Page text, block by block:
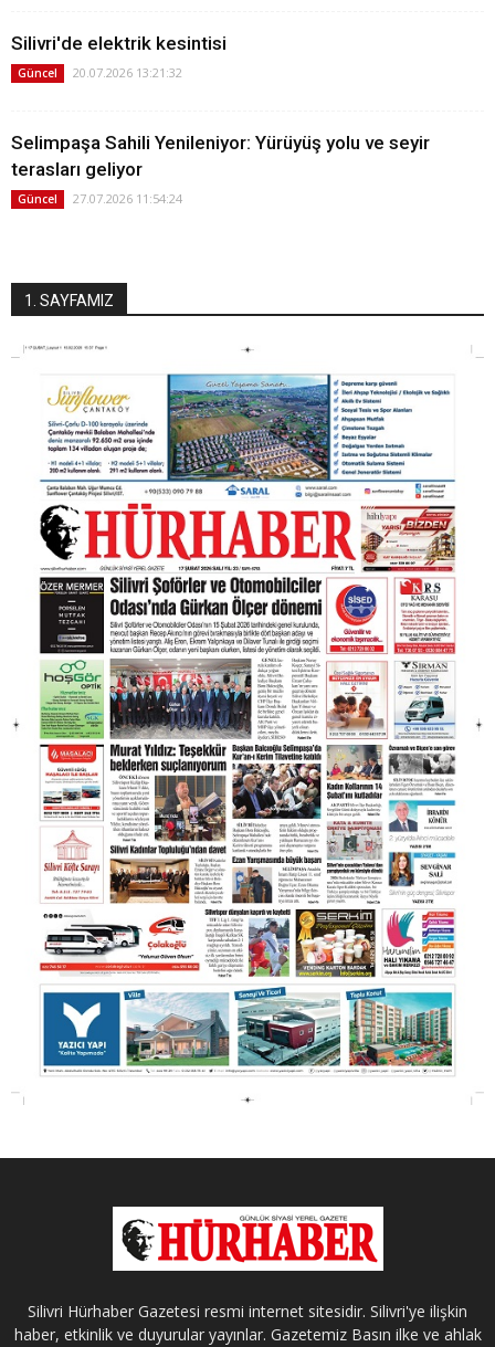
Silivri'de elektrik kesintisi
Güncel 20.07.2026 13:21:32
Selimpaşa Sahili Yenileniyor: Yürüyüş yolu ve seyir
terasları geliyor
Güncel 27.07.2026 11:54:24
1. SAYFAMIZ
Silivri Hürhaber Gazetesi resmi internet sitesidir. Silivri'ye ilişkin
haber, etkinlik ve duyurular yayınlar. Gazetemiz Basın ilke ve ahlak